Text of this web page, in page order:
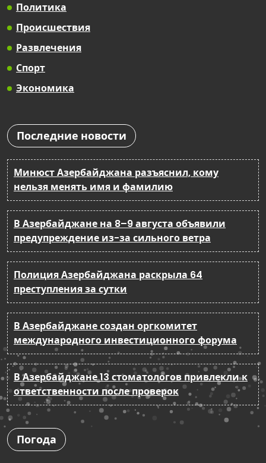
Политика
Происшествия
Развлечения
Спорт
Экономика
Последние новости
Минюст Азербайджана разъяснил, кому
нельзя менять имя и фамилию
В Азербайджане на 8–9 августа объявили
предупреждение из-за сильного ветра
Полиция Азербайджана раскрыла 64
преступления за сутки
В Азербайджане создан оргкомитет
международного инвестиционного форума
В Азербайджане 13 стоматологов привлекли к
ответственности после проверок
Погода